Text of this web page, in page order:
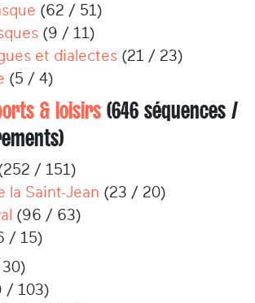
(62 / 51)
(9 / 11)
et dialectes (21 / 23)
(5 / 4)
& loisirs (646 séquences /
/ 151)
la Saint-Jean (23 / 20)
(96 / 63)
/ 15)
/ 103)